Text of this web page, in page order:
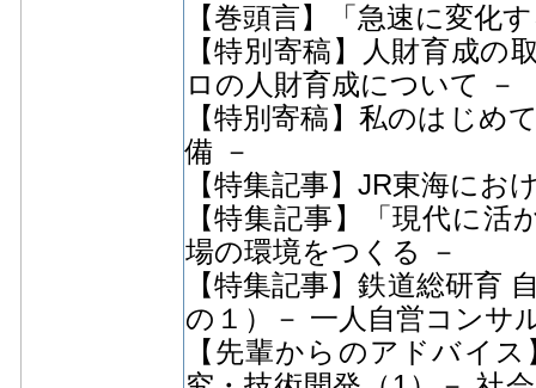
【巻頭言】「急速に変化
【特別寄稿】人財育成
ロの人財育成について －
【特別寄稿】私のはじめ
備 －
【特集記事】JR東海にお
【特集記事】「現代に
場の環境をつくる －
【特集記事】鉄道総研育
の１）－ 一人自営コンサ
【先輩からのアドバイ